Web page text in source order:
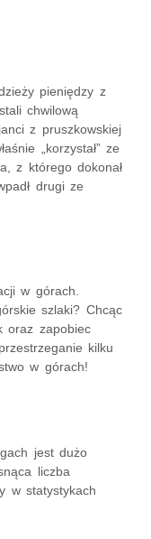
pieniędzy z
chwilową
z pruszkowskiej
„korzystał” ze
z którego dokonał
drugi ze
w górach.
szlaki? Chcąc
oraz zapobiec
kilku
w górach!
jest dużo
liczba
w statystykach